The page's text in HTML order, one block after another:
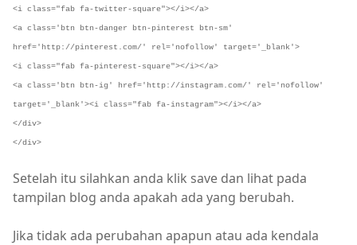
<i class="fab fa-twitter-square"></i></a>
<a class='btn btn-danger btn-pinterest btn-sm'
href='http://pinterest.com/' rel='nofollow' target='_blank'>
<i class="fab fa-pinterest-square"></i></a>
<a class='btn btn-ig' href='http://instagram.com/' rel='nofollow'
target='_blank'><i class="fab fa-instagram"></i></a>
</div>
</div>
Setelah itu silahkan anda klik save dan lihat pada
tampilan blog anda apakah ada yang berubah.
Jika tidak ada perubahan apapun atau ada kendala